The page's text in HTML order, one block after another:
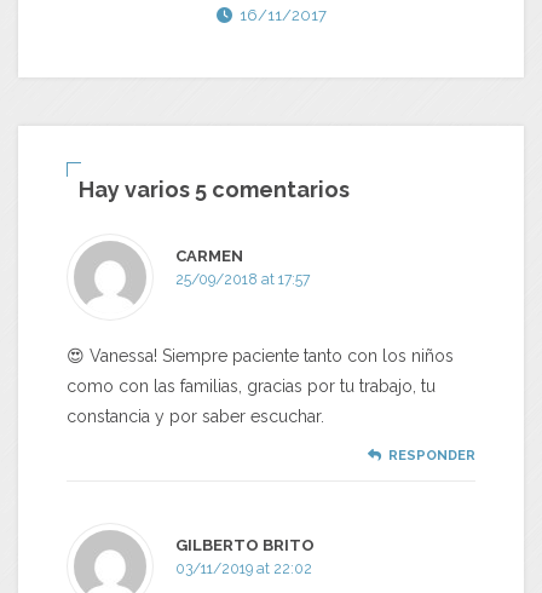
16/11/2017
Hay varios 5 comentarios
CARMEN
25/09/2018 at 17:57
😍 Vanessa! Siempre paciente tanto con los niños
como con las familias, gracias por tu trabajo, tu
constancia y por saber escuchar.
RESPONDER
GILBERTO BRITO
03/11/2019 at 22:02